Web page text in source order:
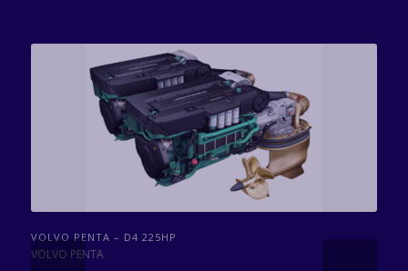
VOLVO PENTA – D4 225HP
VOLVO PENTA